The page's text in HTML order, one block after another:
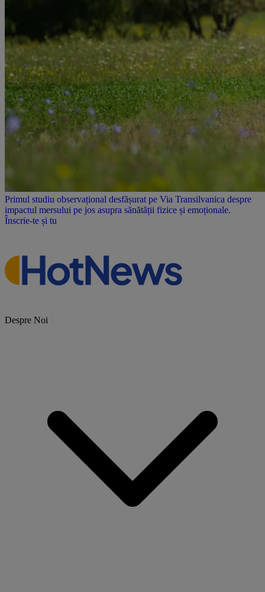
Primul studiu observațional desfășurat pe Via Transilvanica despre
impactul mersului pe jos asupra sănătății fizice și emoționale.
Înscrie-te și tu
Despre Noi